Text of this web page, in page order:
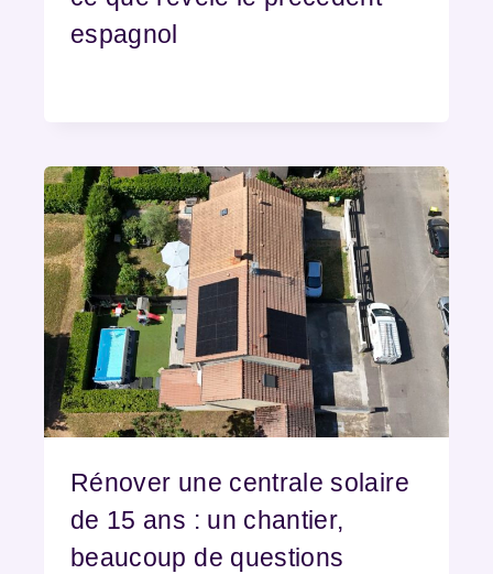
espagnol
Rénover une centrale solaire
de 15 ans : un chantier,
beaucoup de questions